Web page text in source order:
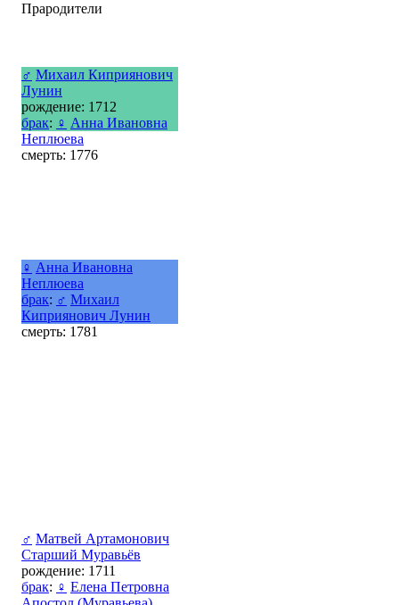
Прародители
♂ Михаил Киприянович
Лунин
рождение: 1712
брак: ♀ Анна Ивановна
Неплюева
смерть: 1776
♀ Анна Ивановна
Неплюева
брак: ♂ Михаил
Киприянович Лунин
смерть: 1781
♂ Матвей Артамонович
Старший Муравьёв
рождение: 1711
брак: ♀ Елена Петровна